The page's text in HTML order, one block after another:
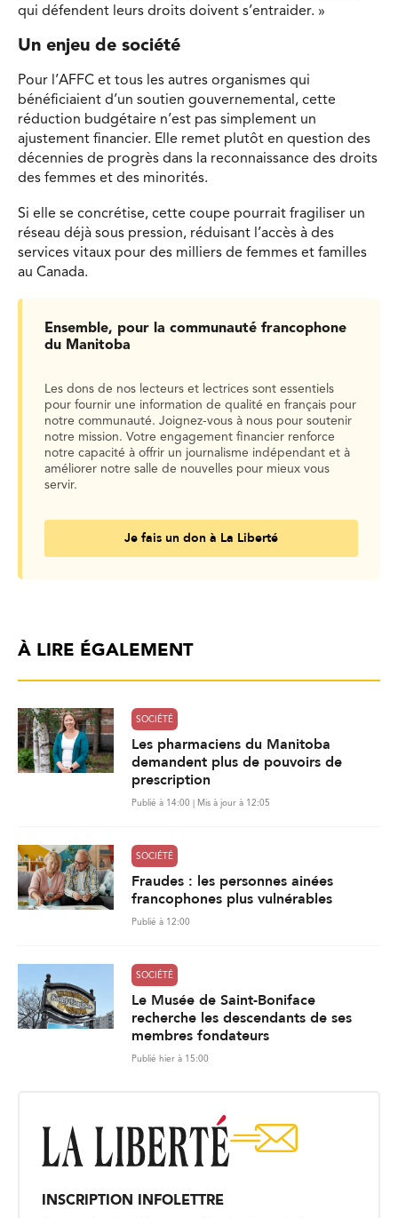
qui défendent leurs droits doivent s’entraider. »
Un enjeu de société
Pour l’AFFC et tous les autres organismes qui
bénéficiaient d’un soutien gouvernemental, cette
réduction budgétaire n’est pas simplement un
ajustement financier. Elle remet plutôt en question des
décennies de progrès dans la reconnaissance des droits
des femmes et des minorités.
Si elle se concrétise, cette coupe pourrait fragiliser un
réseau déjà sous pression, réduisant l’accès à des
services vitaux pour des milliers de femmes et familles
au Canada.
Ensemble, pour la communauté francophone
du Manitoba
Les dons de nos lecteurs et lectrices sont essentiels
pour fournir une information de qualité en français pour
notre communauté. Joignez-vous à nous pour soutenir
notre mission. Votre engagement financier renforce
notre capacité à offrir un journalisme indépendant et à
améliorer notre salle de nouvelles pour mieux vous
servir.
Je fais un don à La Liberté
À LIRE ÉGALEMENT
SOCIÉTÉ
Les pharmaciens du Manitoba
demandent plus de pouvoirs de
prescription
Publié à 14:00 | Mis à jour à 12:05
SOCIÉTÉ
Fraudes : les personnes ainées
francophones plus vulnérables
Publié à 12:00
SOCIÉTÉ
Le Musée de Saint-Boniface
recherche les descendants de ses
membres fondateurs
Publié hier à 15:00
INSCRIPTION INFOLETTRE